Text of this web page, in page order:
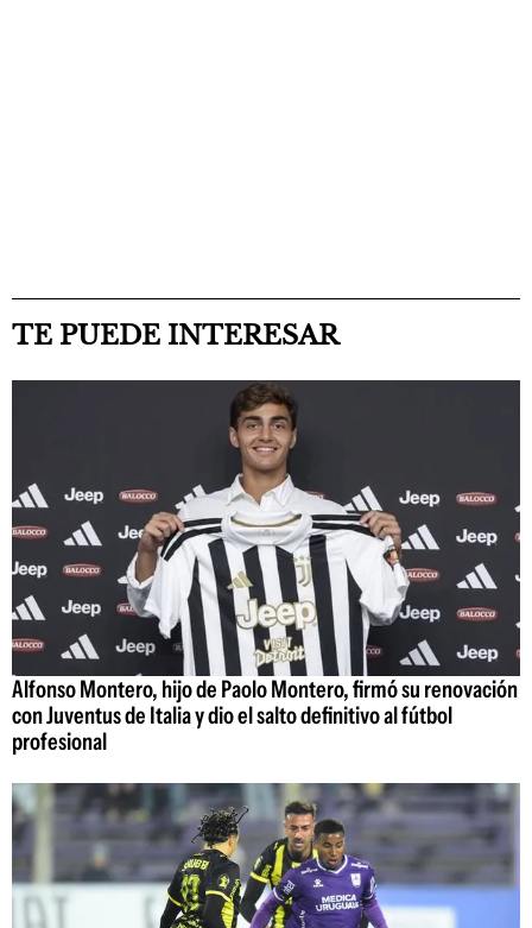
TE PUEDE INTERESAR
Alfonso Montero, hijo de Paolo Montero, firmó su renovación
con Juventus de Italia y dio el salto definitivo al fútbol
profesional